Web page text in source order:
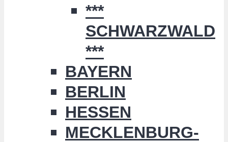
***
SCHWARZWALD
***
BAYERN
BERLIN
HESSEN
MECKLENBURG-